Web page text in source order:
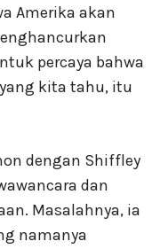
Amerika akan
percaya bahwa
kita tahu, itu
dengan Shiffley
dan
Masalahnya, ia
namanya